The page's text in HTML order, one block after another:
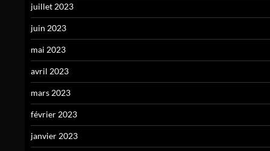
juillet 2023
juin 2023
mai 2023
avril 2023
mars 2023
février 2023
janvier 2023